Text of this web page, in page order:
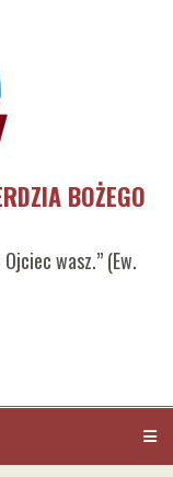
BOŻEGO
wasz.” (Ew.